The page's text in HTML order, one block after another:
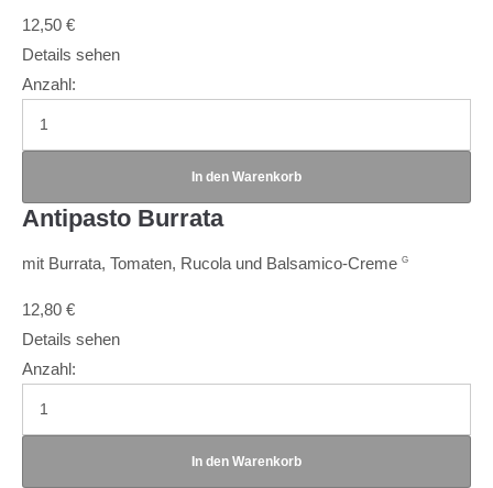
12,50 €
Details sehen
Anzahl:
Antipasto Burrata
mit Burrata, Tomaten, Rucola und Balsamico-Creme G
12,80 €
Details sehen
Anzahl: